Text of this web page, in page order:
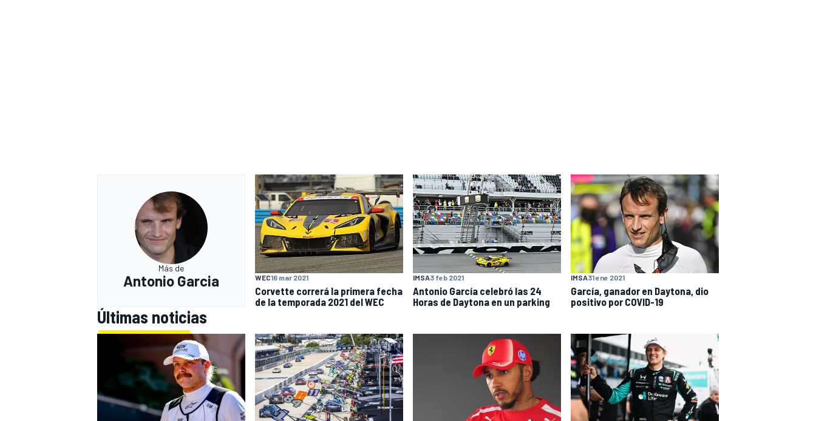
MÁS CATEGORÍAS
Más de
Antonio Garcia WEC16 mar 2021
Corvette correrá la primera fecha
de la temporada 2021 del WEC
IMSA3 feb 2021
Antonio García celebró las 24
Horas de Daytona en un parking
IMSA31 ene 2021
García, ganador en Daytona, dio
positivo por COVID-19
Últimas noticias